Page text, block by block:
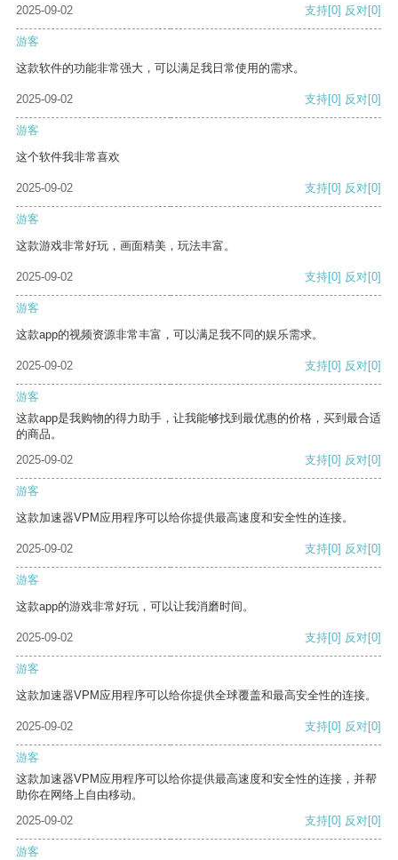
2025-09-02 支持[0] 反对[0]
游客
这款软件的功能非常强大，可以满足我日常使用的需求。
2025-09-02 支持[0] 反对[0]
游客
这个软件我非常喜欢
2025-09-02 支持[0] 反对[0]
游客
这款游戏非常好玩，画面精美，玩法丰富。
2025-09-02 支持[0] 反对[0]
游客
这款app的视频资源非常丰富，可以满足我不同的娱乐需求。
2025-09-02 支持[0] 反对[0]
游客
这款app是我购物的得力助手，让我能够找到最优惠的价格，买到最合适
的商品。
2025-09-02
支持[0] 反对[0]
游客
这款加速器VPM应用程序可以给你提供最高速度和安全性的连接。
2025-09-02 支持[0] 反对[0]
游客
这款app的游戏非常好玩，可以让我消磨时间。
2025-09-02 支持[0] 反对[0]
游客
这款加速器VPM应用程序可以给你提供全球覆盖和最高安全性的连接。
2025-09-02 支持[0] 反对[0]
游客
这款加速器VPM应用程序可以给你提供最高速度和安全性的连接，并帮
助你在网络上自由移动。
2025-09-02
支持[0] 反对[0]
游客